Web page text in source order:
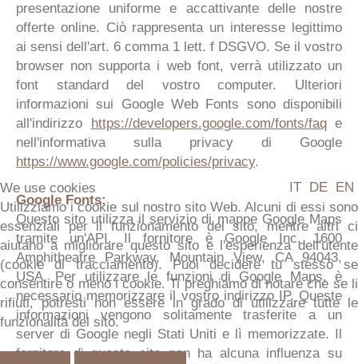
presentazione uniforme e accattivante delle nostre
offerte online. Ciò rappresenta un interesse legittimo
ai sensi dell'art. 6 comma 1 lett. f DSGVO. Se il vostro
browser non supporta i web font, verrà utilizzato un
font standard del vostro computer. Ulteriori
informazioni sui Google Web Fonts sono disponibili
all'indirizzo
https://developers.google.com/fonts/faqe
nell'informativa sulla privacy di Google
https://www.google.com/policies/privacy.
Google Fonts:
Questo sito utilizza il servizio di mappe Google Maps
tramite un'API. Il fornitore è Google Inc, 1600
Amphitheatre Parkway, Mountain View, CA 94043,
USA. Per utilizzare le funzioni di Google Maps, è
necessario memorizzare il vostro indirizzo IP. Queste
informazioni vengono solitamente trasferite a un
server di Google negli Stati Uniti e lì memorizzate. Il
fornitore di questo sito non ha alcuna influenza su
We use cookies IT DE EN
Utilizziamo i cookie sul nostro sito Web. Alcuni di essi sono
essenziali per il funzionamento del sito, mentre altri ci
aiutano a migliorare questo sito e l'esperienza dell'utente
(cookie di tracciamento). Puoi decidere tu stesso se
consentire o meno i cookie. Ti preghiamo di notare che se li
rifiuti, potresti non essere in grado di utilizzare tutte le
funzionalità del sito.